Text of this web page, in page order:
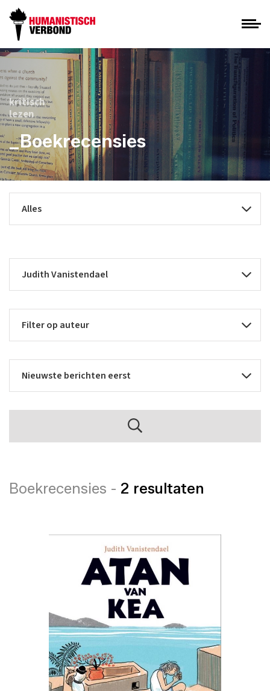
kritisch
lezen
_Boekrecensies
Boekrecensies - 2 resultaten